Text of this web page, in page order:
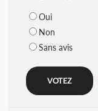
Oui
Non
Sans avis